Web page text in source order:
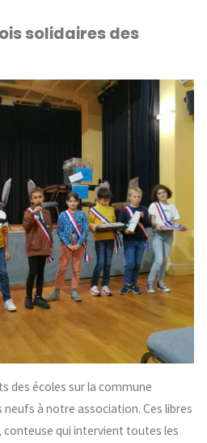
solidaires des
des écoles sur la commune
neufs à notre association. Ces libres
conteuse qui intervient toutes les